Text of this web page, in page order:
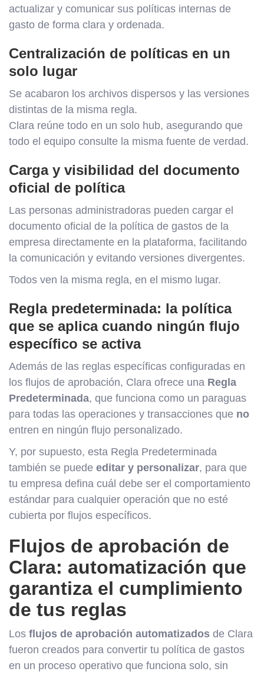
actualizar y comunicar sus políticas internas de
gasto de forma clara y ordenada.
Centralización de políticas en un
solo lugar
Se acabaron los archivos dispersos y las versiones
distintas de la misma regla.
Clara reúne todo en un solo hub, asegurando que
todo el equipo consulte la misma fuente de verdad.
Carga y visibilidad del documento
oficial de política
Las personas administradoras pueden cargar el
documento oficial de la política de gastos de la
empresa directamente en la plataforma, facilitando
la comunicación y evitando versiones divergentes.
Todos ven la misma regla, en el mismo lugar.
Regla predeterminada: la política
que se aplica cuando ningún flujo
específico se activa
Además de las reglas específicas configuradas en
los flujos de aprobación, Clara ofrece una Regla
Predeterminada, que funciona como un paraguas
para todas las operaciones y transacciones que no
entren en ningún flujo personalizado.
Y, por supuesto, esta Regla Predeterminada
también se puede editar y personalizar, para que
tu empresa defina cuál debe ser el comportamiento
estándar para cualquier operación que no esté
cubierta por flujos específicos.
Flujos de aprobación de
Clara: automatización que
garantiza el cumplimiento
de tus reglas
Los flujos de aprobación automatizados de Clara
fueron creados para convertir tu política de gastos
en un proceso operativo que funciona solo, sin